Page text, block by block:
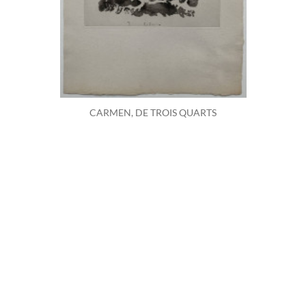
CARMEN, DE TROIS QUARTS